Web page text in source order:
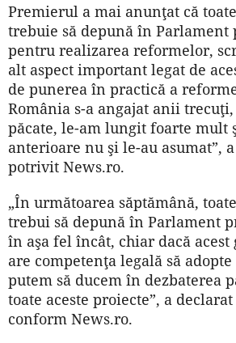
Premierul a mai anunţat că
trebuie să depună în Parlament
pentru realizarea reformelor,
alt aspect important legat de
de punerea în practică a
România s-a angajat anii
păcate, le-am lungit foarte mult
anterioare nu şi le-au asumat”,
potrivit News.ro.
„În următoarea săptămână,
trebui să depună în Parlament
în aşa fel încât, chiar dacă
are competenţa legală să
putem să ducem în dezbaterea
toate aceste proiecte”, a
conform News.ro.